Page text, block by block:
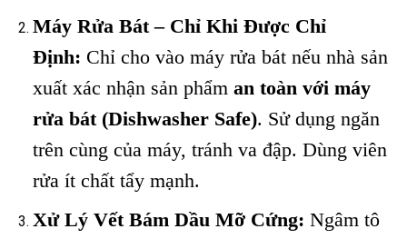
Máy Rửa Bát – Chỉ Khi Được Chỉ
Định: Chỉ cho vào máy rửa bát nếu nhà sản
xuất xác nhận sản phẩm an toàn với máy
rửa bát (Dishwasher Safe). Sử dụng ngăn
trên cùng của máy, tránh va đập. Dùng viên
rửa ít chất tẩy mạnh.
Xử Lý Vết Bám Dầu Mỡ Cứng: Ngâm tô